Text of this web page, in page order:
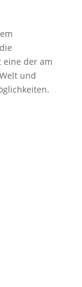
eine der am
und